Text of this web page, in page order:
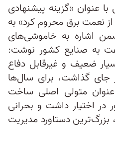
با عنوان «گزینه پیشنهادی
از نعمت برق محروم کرد» به
اشاره به خاموشی‌های
به صنایع کشور نوشت:
ضعیف و غیرقابل دفاع
گذاشت، برای سال‌ها
عنوان متولی اصلی ساخت
اختیار داشت و بحرانی
دستاورد مدیریت